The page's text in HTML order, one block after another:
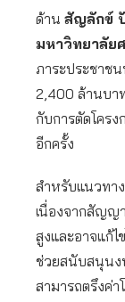
ด้าน สัญลักข์
มหาวิทยาลัย
ภาระประชาช
2,400 ล้านบา
กับการตัดโครง
อีกครั้ง
สำหรับแนวทา
เนื่องจากสัญญ
สูงและอาจแก้
ช่วยสนับสนุนง
สามารถตรึงค่า